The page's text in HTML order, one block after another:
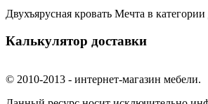
Двухъярусная кровать Мечта в
Калькулятор доставки
© 2010-2013 - интернет-магазин мебели.